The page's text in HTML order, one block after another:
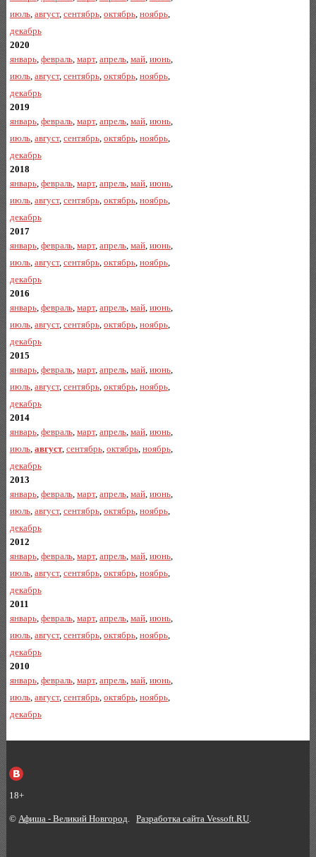
июль, август, сентябрь, октябрь, ноябрь,
декабрь
2020
январь, февраль, март, апрель, май, июнь,
июль, август, сентябрь, октябрь, ноябрь,
декабрь
2019
январь, февраль, март, апрель, май, июнь,
июль, август, сентябрь, октябрь, ноябрь,
декабрь
2018
январь, февраль, март, апрель, май, июнь,
июль, август, сентябрь, октябрь, ноябрь,
декабрь
2017
январь, февраль, март, апрель, май, июнь,
июль, август, сентябрь, октябрь, ноябрь,
декабрь
2016
январь, февраль, март, апрель, май, июнь,
июль, август, сентябрь, октябрь, ноябрь,
декабрь
2015
январь, февраль, март, апрель, май, июнь,
июль, август, сентябрь, октябрь, ноябрь,
декабрь
2014
январь, февраль, март, апрель, май, июнь,
июль, август, сентябрь, октябрь, ноябрь,
декабрь
2013
январь, февраль, март, апрель, май, июнь,
июль, август, сентябрь, октябрь, ноябрь,
декабрь
2012
январь, февраль, март, апрель, май, июнь,
июль, август, сентябрь, октябрь, ноябрь,
декабрь
2011
январь, февраль, март, апрель, май, июнь,
июль, август, сентябрь, октябрь, ноябрь,
декабрь
2010
январь, февраль, март, апрель, май, июнь,
июль, август, сентябрь, октябрь, ноябрь,
декабрь
18+
© Афиша - Великий Новгород .Разработка сайта Vessoft.RU